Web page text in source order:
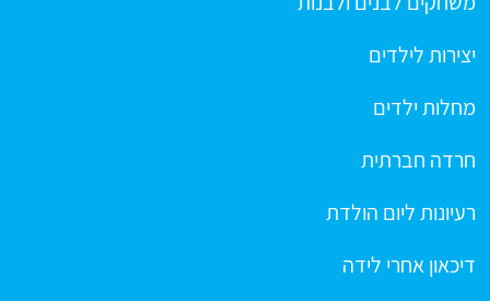
יצירות לילדים
מחלות ילדים
חרדה חברתית
רעיונות ליום הולדת
דיכאון אחרי לידה